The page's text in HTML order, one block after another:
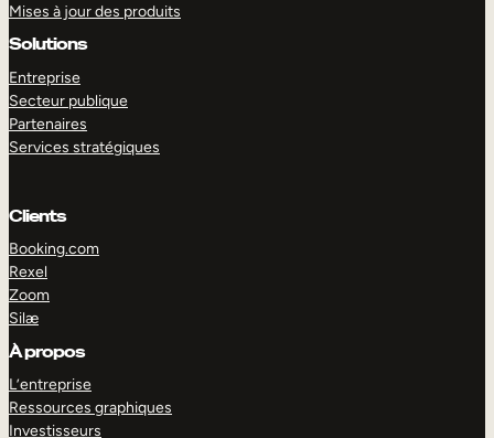
Mises à jour des produits
Solutions
Entreprise
Secteur publique
Partenaires
Services stratégiques
Clients
Booking.com
Rexel
Zoom
Silæ
À propos
L’entreprise
Ressources graphiques
Investisseurs